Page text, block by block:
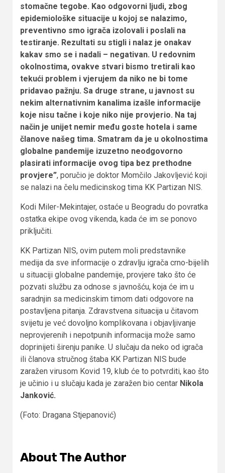
stomačne tegobe. Kao odgovorni ljudi, zbog
epidemiološke situacije u kojoj se nalazimo,
preventivno smo igrača izolovali i poslali na
testiranje. Rezultati su stigli i nalaz je onakav
kakav smo se i nadali – negativan. U redovnim
okolnostima, ovakve stvari bismo tretirali kao
tekući problem i vjerujem da niko ne bi tome
pridavao pažnju. Sa druge strane, u javnost su
nekim alternativnim kanalima izašle informacije
koje nisu tačne i koje niko nije provjerio. Na taj
način je unijet nemir među goste hotela i same
članove našeg tima. Smatram da je u okolnostima
globalne pandemije izuzetno neodgovorno
plasirati informacije ovog tipa bez prethodne
provjere”, poručio je doktor Momčilo Jakovljević koji
se nalazi na čelu medicinskog tima KK Partizan NIS.
Kodi Miler-Mekintajer, ostaće u Beogradu do povratka
ostatka ekipe ovog vikenda, kada će im se ponovo
priključiti.
KK Partizan NIS, ovim putem moli predstavnike
medija da sve informacije o zdravlju igrača crno-bijelih
u situaciji globalne pandemije, provjere tako što će
pozvati službu za odnose s javnošću, koja će im u
saradnjin sa medicinskim timom dati odgovore na
postavljena pitanja. Zdravstvena situacija u čitavom
svijetu je već dovoljno komplikovana i objavljivanje
neprovjerenih i nepotpunih informacija može samo
doprinijeti širenju panike. U slučaju da neko od igrača
ili članova stručnog štaba KK Partizan NIS bude
zaražen virusom Kovid 19, klub će to potvrditi, kao što
je učinio i u slučaju kada je zaražen bio centar Nikola
Janković.
(Foto: Dragana Stjepanović)
About The Author